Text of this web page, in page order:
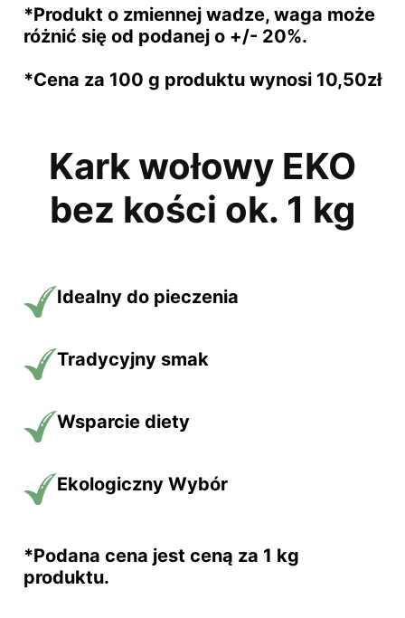
*Produkt o zmiennej wadze, waga może
różnić się od podanej o +/- 20%.
*Cena za 100 g produktu wynosi 10,50zł
Kark wołowy EKO
bez kości ok. 1 kg
Idealny do pieczenia
Tradycyjny smak
Wsparcie diety
Ekologiczny Wybór
*Podana cena jest ceną za 1 kg
produktu.